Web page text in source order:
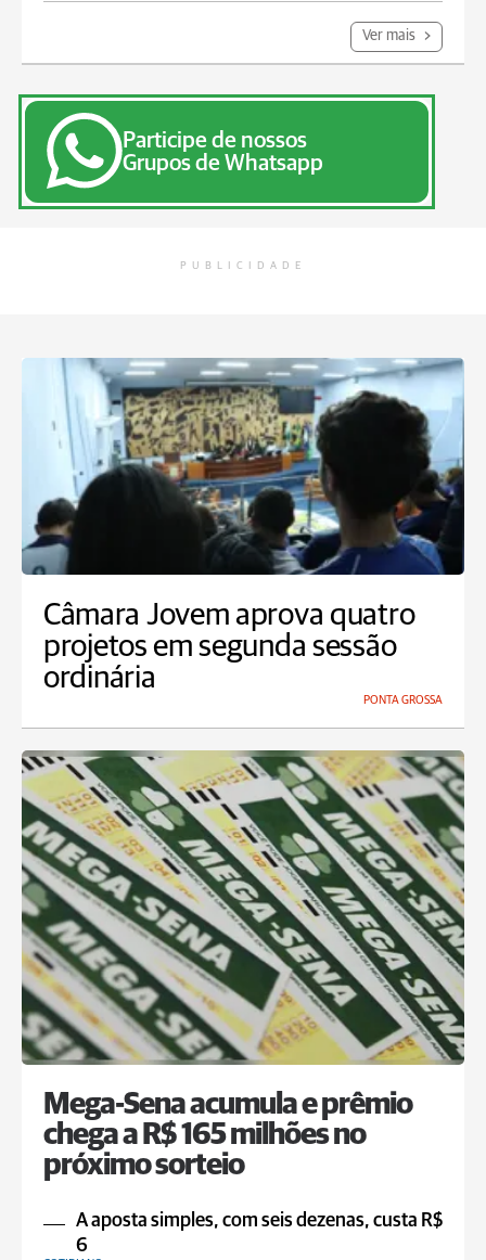
Ver mais
Participe de nossos
Grupos de Whatsapp
PUBLICIDADE
Câmara Jovem aprova quatro
projetos em segunda sessão
ordinária
PONTA GROSSA
Mega-Sena acumula e prêmio
chega a R$ 165 milhões no
próximo sorteio
A aposta simples, com seis dezenas, custa R$
6